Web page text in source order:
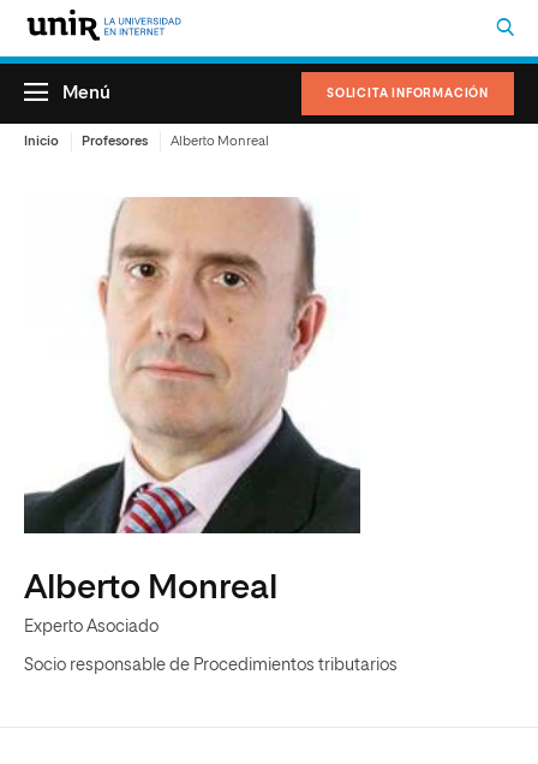
SOLICITA INFORMACIÓN
Menú
Inicio Profesores Alberto Monreal
Alberto Monreal
Experto Asociado
Socio responsable de Procedimientos tributarios